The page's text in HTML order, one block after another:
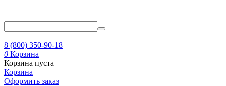
8 (800) 350-90-18
0 Корзина
Корзина пуста
Корзина
Оформить заказ